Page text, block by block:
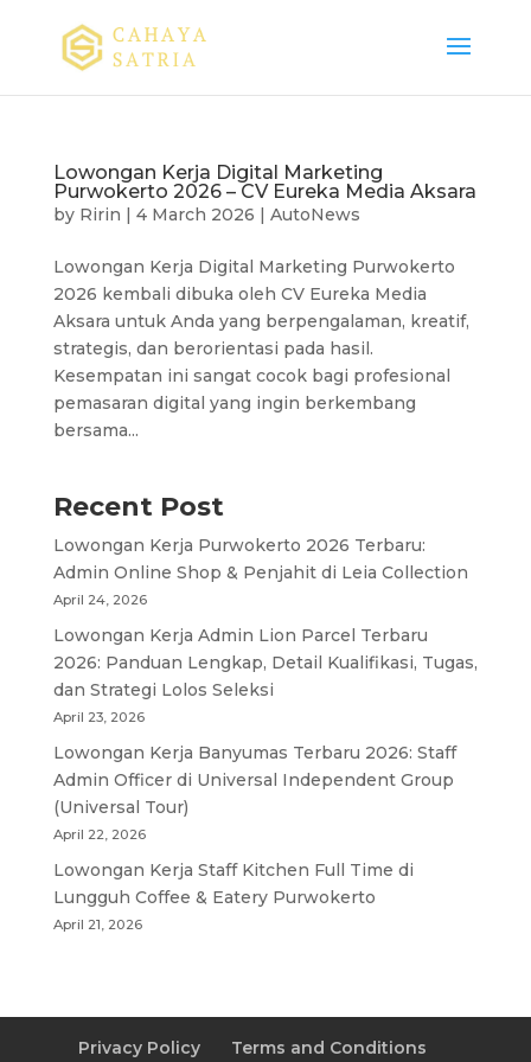
Lowongan Kerja Digital Marketing
Purwokerto 2026 – CV Eureka Media Aksara
by Ririn | 4 March 2026 | AutoNews
Lowongan Kerja Digital Marketing Purwokerto
2026 kembali dibuka oleh CV Eureka Media
Aksara untuk Anda yang berpengalaman, kreatif,
strategis, dan berorientasi pada hasil.
Kesempatan ini sangat cocok bagi profesional
pemasaran digital yang ingin berkembang
bersama...
Recent Post
Lowongan Kerja Purwokerto 2026 Terbaru:
Admin Online Shop & Penjahit di Leia Collection
April 24, 2026
Lowongan Kerja Admin Lion Parcel Terbaru
2026: Panduan Lengkap, Detail Kualifikasi, Tugas,
dan Strategi Lolos Seleksi
April 23, 2026
Lowongan Kerja Banyumas Terbaru 2026: Staff
Admin Officer di Universal Independent Group
(Universal Tour)
April 22, 2026
Lowongan Kerja Staff Kitchen Full Time di
Lungguh Coffee & Eatery Purwokerto
April 21, 2026
Privacy Policy Terms and Conditions